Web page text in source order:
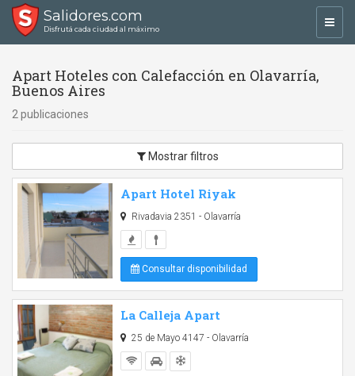
Salidores.com
Disfrutá cada ciudad al máximo
Apart Hoteles con Calefacción en Olavarría,
Buenos Aires
2 publicaciones
Mostrar filtros
Apart Hotel Riyak
Rivadavia 2351 - Olavarría
Consultar disponibilidad
La Calleja Apart
25 de Mayo 4147 - Olavarría